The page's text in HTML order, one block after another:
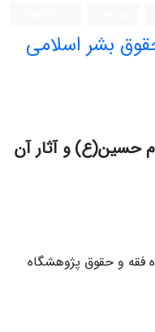
بشر اسلامی
حسین(ع) و آثار آن
فقه و حقوق پژوهشگاه